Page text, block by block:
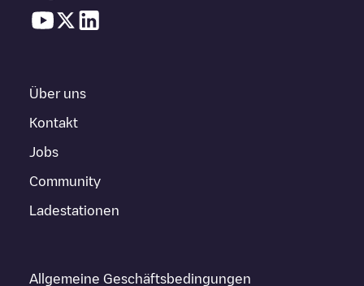
Über uns
Kontakt
Jobs
Community
Ladestationen
Allgemeine Geschäftsbedingungen